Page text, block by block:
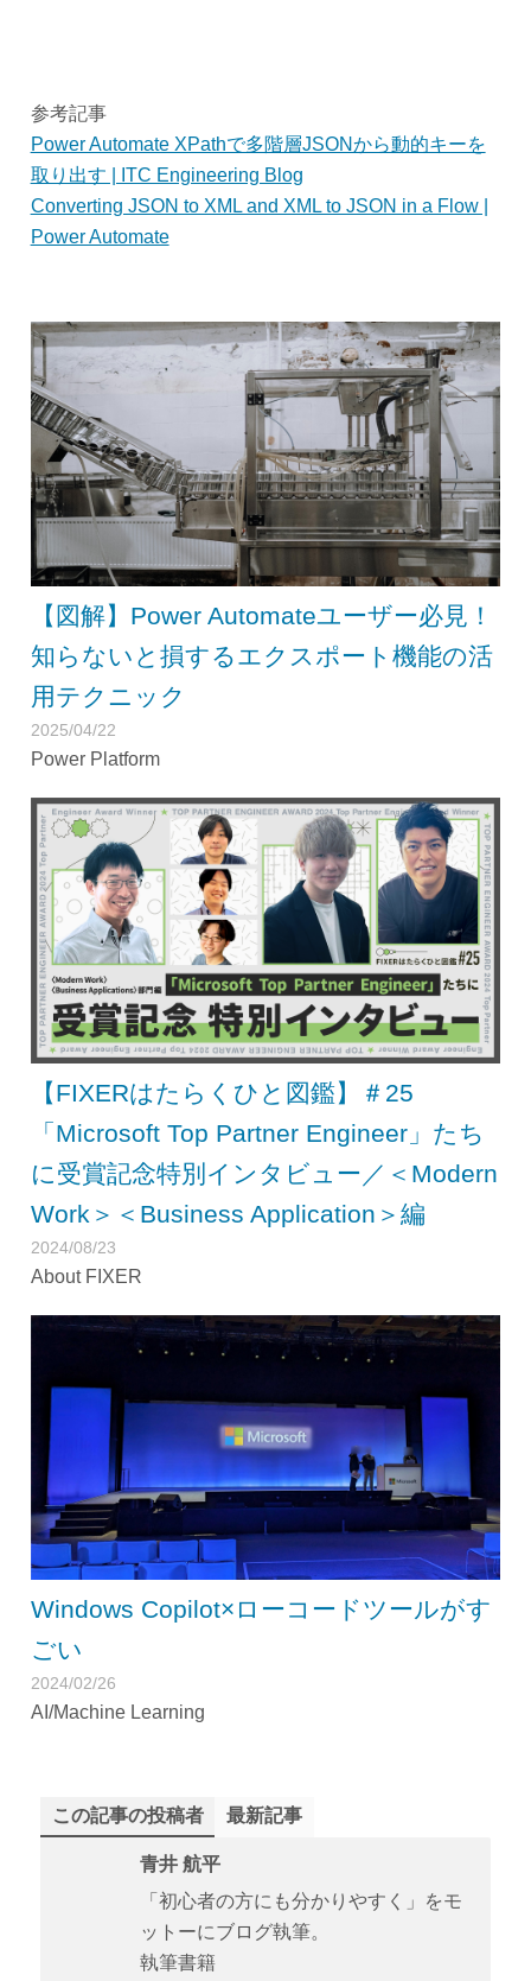
参考記事
Power Automate XPathで多階層JSONから動的キーを
取り出す | ITC Engineering Blog
Converting JSON to XML and XML to JSON in a Flow |
Power Automate
【図解】Power Automateユーザー必見！
知らないと損するエクスポート機能の活
用テクニック
2025/04/22
Power Platform
【FIXERはたらくひと図鑑】＃25
「Microsoft Top Partner Engineer」たち
に受賞記念特別インタビュー／＜Modern
Work＞＜Business Application＞編
2024/08/23
About FIXER
Windows Copilot×ローコードツールがす
ごい
2024/02/26
AI/Machine Learning
この記事の投稿者 最新記事
青井 航平
「初心者の方にも分かりやすく」をモ
ットーにブログ執筆。
執筆書籍